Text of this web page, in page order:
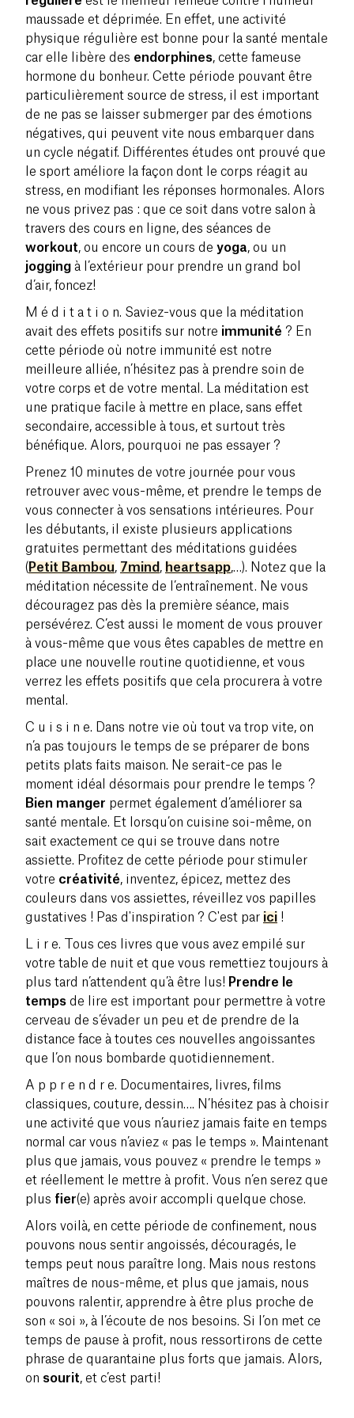
maussade et déprimée. En effet, une activité
physique régulière est bonne pour la santé mentale
car elle libère des endorphines, cette fameuse
hormone du bonheur. Cette période pouvant être
particulièrement source de stress, il est important
de ne pas se laisser submerger par des émotions
négatives, qui peuvent vite nous embarquer dans
un cycle négatif. Différentes études ont prouvé que
le sport améliore la façon dont le corps réagit au
stress, en modifiant les réponses hormonales. Alors
ne vous privez pas : que ce soit dans votre salon à
travers des cours en ligne, des séances de
workout, ou encore un cours de yoga, ou un
jogging à l’extérieur pour prendre un grand bol
d’air, foncez!
M é d i t a t i o n. Saviez-vous que la méditation
avait des effets positifs sur notre immunité ? En
cette période où notre immunité est notre
meilleure alliée, n’hésitez pas à prendre soin de
votre corps et de votre mental. La méditation est
une pratique facile à mettre en place, sans effet
secondaire, accessible à tous, et surtout très
bénéfique. Alors, pourquoi ne pas essayer ?
Prenez 10 minutes de votre journée pour vous
retrouver avec vous-même, et prendre le temps de
vous connecter à vos sensations intérieures. Pour
les débutants, il existe plusieurs applications
gratuites permettant des méditations guidées
( Petit Bambou, 7mind , heartsapp,…). Notez que la
méditation nécessite de l’entraînement. Ne vous
découragez pas dès la première séance, mais
persévérez. C’est aussi le moment de vous prouver
à vous-même que vous êtes capables de mettre en
place une nouvelle routine quotidienne, et vous
verrez les effets positifs que cela procurera à votre
mental.
C u i s i n e. Dans notre vie où tout va trop vite, on
n’a pas toujours le temps de se préparer de bons
petits plats faits maison. Ne serait-ce pas le
moment idéal désormais pour prendre le temps ?
Bien manger permet également d’améliorer sa
santé mentale. Et lorsqu’on cuisine soi-même, on
sait exactement ce qui se trouve dans notre
assiette. Profitez de cette période pour stimuler
votre créativité, inventez, épicez, mettez des
couleurs dans vos assiettes, réveillez vos papilles
gustatives ! Pas d'inspiration ? C'est par ici !
L i r e. Tous ces livres que vous avez empilé sur
votre table de nuit et que vous remettiez toujours à
plus tard n’attendent qu’à être lus! Prendre le
temps de lire est important pour permettre à votre
cerveau de s’évader un peu et de prendre de la
distance face à toutes ces nouvelles angoissantes
que l’on nous bombarde quotidiennement.
A p p r e n d r e. Documentaires, livres, films
classiques, couture, dessin…. N’hésitez pas à choisir
une activité que vous n’auriez jamais faite en temps
normal car vous n’aviez « pas le temps ». Maintenant
plus que jamais, vous pouvez « prendre le temps »
et réellement le mettre à profit. Vous n’en serez que
plus fier(e) après avoir accompli quelque chose.
Alors voilà, en cette période de confinement, nous
pouvons nous sentir angoissés, découragés, le
temps peut nous paraître long. Mais nous restons
maîtres de nous-même, et plus que jamais, nous
pouvons ralentir, apprendre à être plus proche de
son « soi », à l’écoute de nos besoins. Si l’on met ce
temps de pause à profit, nous ressortirons de cette
phrase de quarantaine plus forts que jamais. Alors,
on sourit, et c’est parti!